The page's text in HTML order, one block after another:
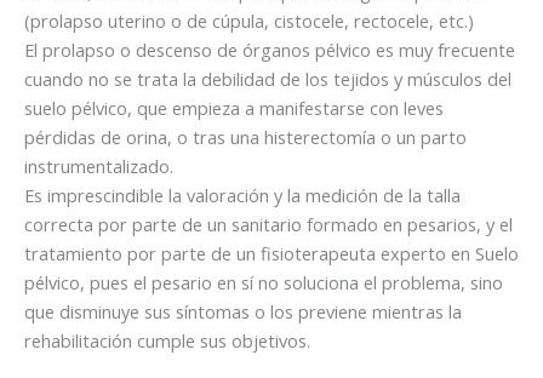
(prolapso uterino o de cúpula, cistocele, rectocele, etc.)
El prolapso o descenso de órganos pélvico es muy frecuente
cuando no se trata la debilidad de los tejidos y músculos del
suelo pélvico, que empieza a manifestarse con leves
pérdidas de orina, o tras una histerectomía o un parto
instrumentalizado.
Es imprescindible la valoración y la medición de la talla
correcta por parte de un sanitario formado en pesarios, y el
tratamiento por parte de un fisioterapeuta experto en Suelo
pélvico, pues el pesario en sí no soluciona el problema, sino
que disminuye sus síntomas o los previene mientras la
rehabilitación cumple sus objetivos.